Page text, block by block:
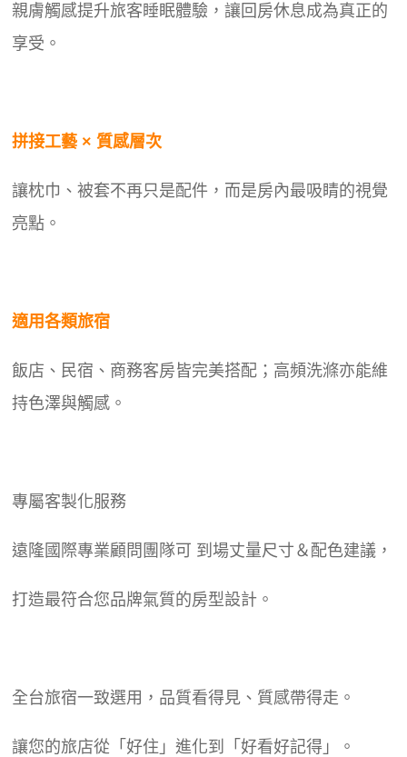
親膚觸感提升旅客睡眠體驗，讓回房休息成為真正的
享受。
拼接工藝 × 質感層次
讓枕巾、被套不再只是配件，而是房內最吸睛的視覺
亮點。
適用各類旅宿
飯店、民宿、商務客房皆完美搭配；高頻洗滌亦能維
持色澤與觸感。
專屬客製化服務
遠隆國際專業顧問團隊可 到場丈量尺寸＆配色建議，
打造最符合您品牌氣質的房型設計。
全台旅宿一致選用，品質看得見、質感帶得走。
讓您的旅店從「好住」進化到「好看好記得」。